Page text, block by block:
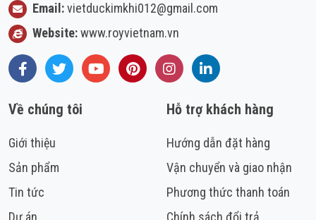
Email:vietduckimkhi012@gmail.com
Website:www.royvietnam.vn
FacebookTwitterYoutubePinterestInstagramLinkedIn
Về chúng tôi
Giới thiệu
Sản phẩm
Tin tức
Dự án
Hỗ trợ khách hàng
Hướng dẫn đặt hàng
Vận chuyển và giao nhận
Phương thức thanh toán
Chính sách đổi trả